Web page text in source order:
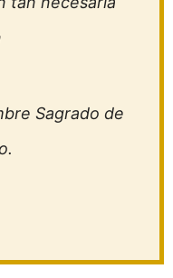
Sagrado de